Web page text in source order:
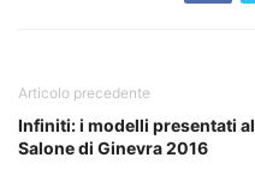
Articolo precedente
Infiniti: i modelli presentati al
Salone di Ginevra 2016